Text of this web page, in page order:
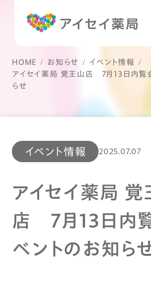
HOME お知らせ
イベント情報
アイセイ薬局 覚王山店 7月13日内覧
らせ
イベント情報 2025.07.07
アイセイ薬局 覚
店 7月13日内
ベントのお知ら